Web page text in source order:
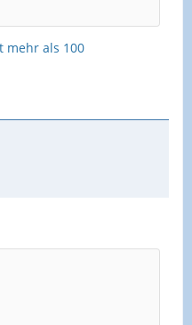
mehr als 100